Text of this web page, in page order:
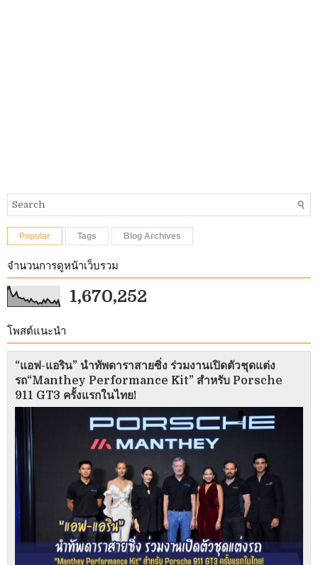
Popular Tags Blog Archives
จำนวนการดูหน้าเว็บรวม
1,670,252
โพสต์แนะนำ
“แอฟ-แอริน” นำทัพดาราสายซิ่ง ร่วมงานเปิดตัวชุดแต่ง
รถ“Manthey Performance Kit” สำหรับ Porsche
911 GT3 ครั้งแรกในไทย!